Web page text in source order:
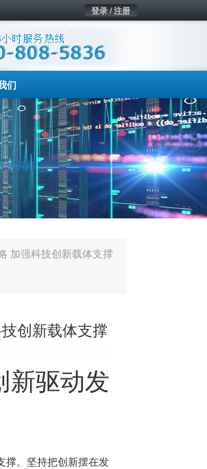
登录 / 注册
们
加强科技创新载体支撑
创新载体支撑
新驱动发
撑。坚持把创新摆在发